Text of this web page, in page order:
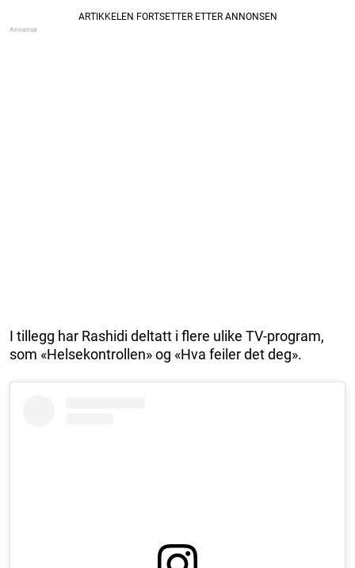
I tillegg har Rashidi deltatt i flere ulike TV-program,
som «Helsekontrollen» og «Hva feiler det deg».